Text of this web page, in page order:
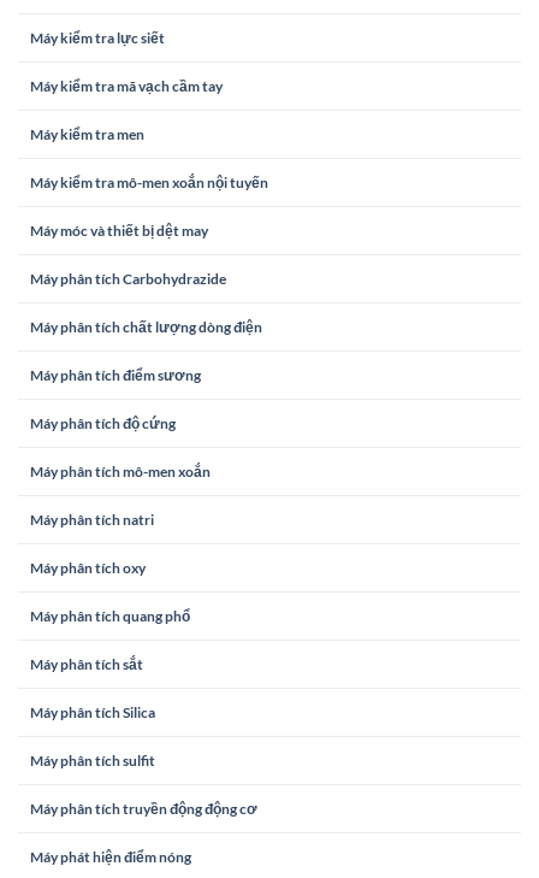
Máy kiểm tra lực siết
Máy kiểm tra mã vạch cầm tay
Máy kiểm tra men
Máy kiểm tra mô-men xoắn nội tuyến
Máy móc và thiết bị dệt may
Máy phân tích Carbohydrazide
Máy phân tích chất lượng dòng điện
Máy phân tích điểm sương
Máy phân tích độ cứng
Máy phân tích mô-men xoắn
Máy phân tích natri
Máy phân tích oxy
Máy phân tích quang phổ
Máy phân tích sắt
Máy phân tích Silica
Máy phân tích sulfit
Máy phân tích truyền động động cơ
Máy phát hiện điểm nóng